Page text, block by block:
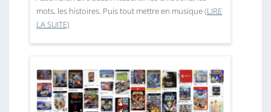
mots, les histoires. Puis tout mettre en musique(LIRE
LA SUITE)